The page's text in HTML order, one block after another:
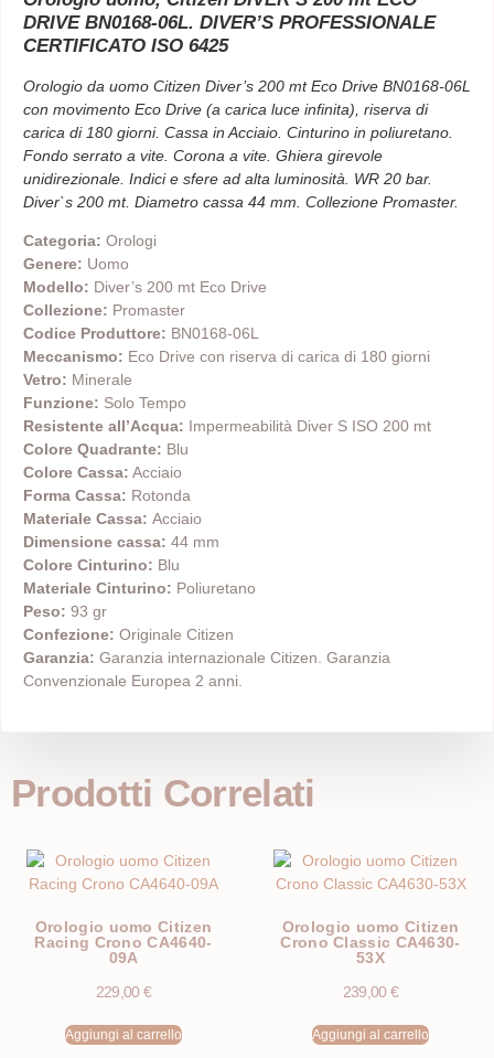
DRIVE BN0168-06L. DIVER’S PROFESSIONALE
CERTIFICATO ISO 6425
Orologio da uomo Citizen Diver’s 200 mt Eco Drive BN0168-06L
con movimento Eco Drive (a carica luce infinita), riserva di
carica di 180 giorni. Cassa in Acciaio. Cinturino in poliuretano.
Fondo serrato a vite. Corona a vite. Ghiera girevole
unidirezionale. Indici e sfere ad alta luminosità. WR 20 bar.
Diver`s 200 mt. Diametro cassa 44 mm. Collezione Promaster.
Categoria: Orologi
Genere: Uomo
Modello: Diver’s 200 mt Eco Drive
Collezione: Promaster
Codice Produttore: BN0168-06L
Meccanismo: Eco Drive con riserva di carica di 180 giorni
Vetro: Minerale
Funzione: Solo Tempo
Resistente all’Acqua: Impermeabilità Diver S ISO 200 mt
Colore Quadrante: Blu
Colore Cassa: Acciaio
Forma Cassa: Rotonda
Materiale Cassa: Acciaio
Dimensione cassa: 44 mm
Colore Cinturino: Blu
Materiale Cinturino: Poliuretano
Peso: 93 gr
Confezione: Originale Citizen
Garanzia: Garanzia internazionale Citizen. Garanzia
Convenzionale Europea 2 anni.
Prodotti Correlati
Orologio uomo Citizen
Racing Crono CA4640-
09A
229,00 €
Aggiungi al carrello
Orologio uomo Citizen
Crono Classic CA4630-
53X
239,00 €
Aggiungi al carrello